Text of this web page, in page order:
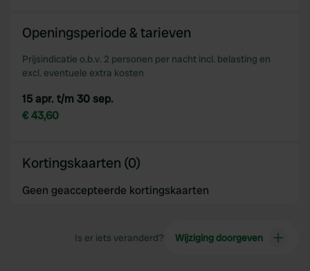
Openingsperiode & tarieven
Prijsindicatie o.b.v. 2 personen per nacht incl. belasting en
excl. eventuele extra kosten
15 apr. t/m 30 sep.
€ 43,60
Kortingskaarten (0)
Geen geaccepteerde kortingskaarten
Is er iets veranderd? Wijziging doorgeven